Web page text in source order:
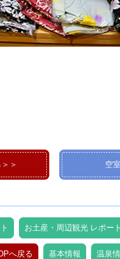
＞ 空
お土産・周辺観光 レポート
へ戻る 基本情報 温泉